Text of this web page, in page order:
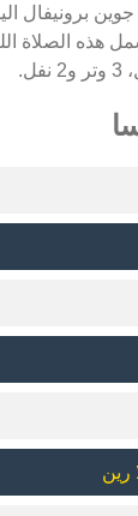
برونيفال
رين